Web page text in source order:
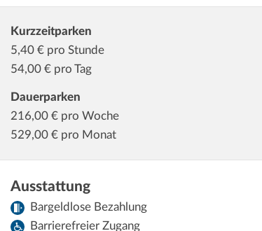
Kurzzeitparken
5,40 € pro Stunde
54,00 € pro Tag
Dauerparken
216,00 € pro Woche
529,00 € pro Monat
Ausstattung
Bargeldlose Bezahlung
Barrierefreier Zugang